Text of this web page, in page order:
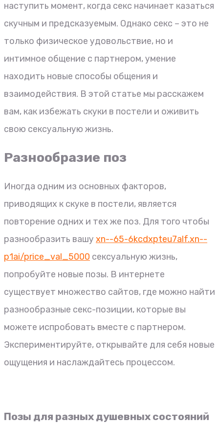
наступить момент, когда секс начинает казаться
скучным и предсказуемым. Однако секс – это не
только физическое удовольствие, но и
интимное общение с партнером, умение
находить новые способы общения и
взаимодействия. В этой статье мы расскажем
вам, как избежать скуки в постели и оживить
свою сексуальную жизнь.
Разнообразие поз
Иногда одним из основных факторов,
приводящих к скуке в постели, является
повторение одних и тех же поз. Для того чтобы
разнообразить вашу xn--65-6kcdxpteu7alf.xn--
p1ai/price_val_5000 сексуальную жизнь,
попробуйте новые позы. В интернете
существует множество сайтов, где можно найти
разнообразные секс-позиции, которые вы
можете испробовать вместе с партнером.
Экспериментируйте, открывайте для себя новые
ощущения и наслаждайтесь процессом.
Позы для разных душевных состояний